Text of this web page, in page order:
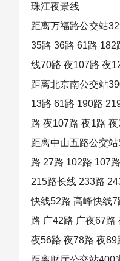
珠江夜景线
距离万福路公交站
35路 36路 61路 182
线70路 夜107路 夜
距离北京南公交站
13路 61路 190路
路 夜107路 夜1路
距离中山五路公交
路 27路 102路 107
215路长线 233路
快线52路 高峰快线
路 广42路 广夜67路
夜56路 夜78路 夜89